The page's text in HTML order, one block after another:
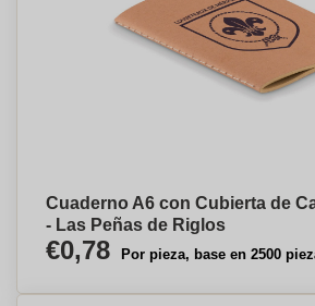
Cuaderno A6 con Cubierta de
- Las Peñas de Riglos
€0,78 Por pieza, base en 2500